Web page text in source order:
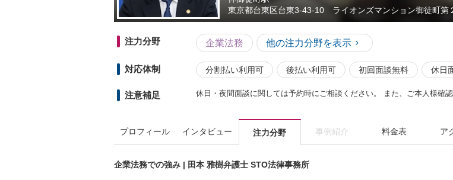
東京都台東区台東3-43-10 ライオンズマンション御徒町第
注力分野 企業法務 他の注力分野を表示
対応体制 分割払い利用可 後払い利用可 初回面談無料 休日
注意補足 休日・夜間面談に関しては予約時にご相談ください。 また、ご本人様確
プロフィール インタビュー 注力分野 事例紹介 料金表 ア
企業法務での強み | 田本 雅樹弁護士 STO法律事務所